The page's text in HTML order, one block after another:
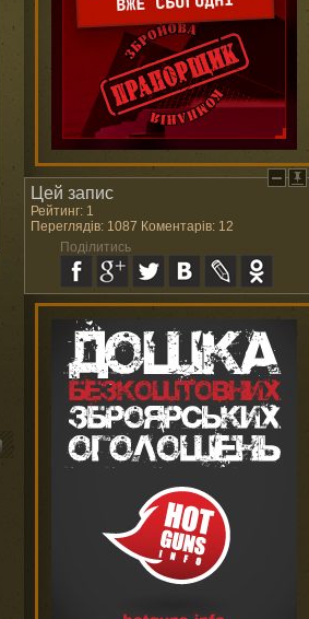
Цей запис
Рейтинг: 1
Переглядів: 1087 Коментарів: 12
Поділитись